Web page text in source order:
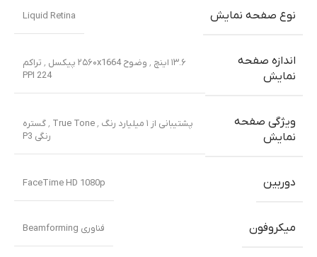
نوع صفحه نمایش Liquid Retina
اندازه صفحه
نمایش
۱۳.۶ اینچ ٬ وضوح ۲۵۶۰x1664 پیکسل ٬ تراکم
PPI 224
ویژگی صفحه
نمایش
پشتیبانی از ۱ میلیارد رنگ ٬ True Tone ٬ گستره
رنگی P3
دوربین FaceTime HD 1080p
میکروفون فناوری Beamforming